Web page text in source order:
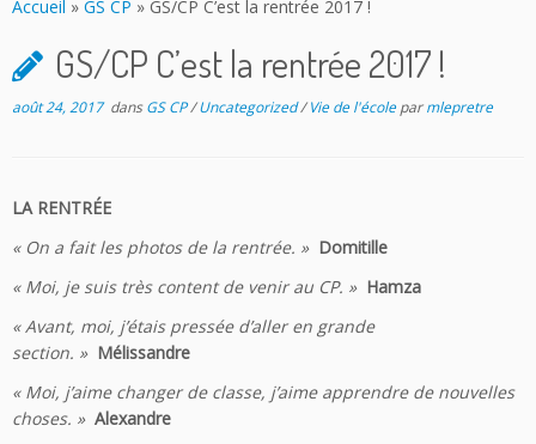
Accueil » GS CP » GS/CP C’est la rentrée 2017 !
GS/CP C’est la rentrée 2017 !
août 24, 2017dansGS CP/Uncategorized/Vie de l'écoleparmlepretre
LA RENTRÉE
« On a fait les photos de la rentrée. » Domitille
« Moi, je suis très content de venir au CP. » Hamza
« Avant, moi, j’étais pressée d’aller en grande
section. » Mélissandre
« Moi, j’aime changer de classe, j’aime apprendre de nouvelles
choses. » Alexandre